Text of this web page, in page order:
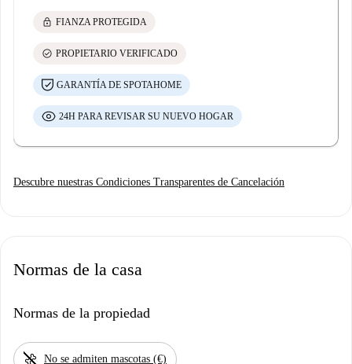
lock FIANZA PROTEGIDA
check_circle PROPIETARIO VERIFICADO
GARANTÍA DE SPOTAHOME
24H PARA REVISAR SU NUEVO HOGAR
Descubre nuestras Condiciones Transparentes de Cancelación
Normas de la casa
Normas de la propiedad
pet_supplies No se admiten mascotas (€)